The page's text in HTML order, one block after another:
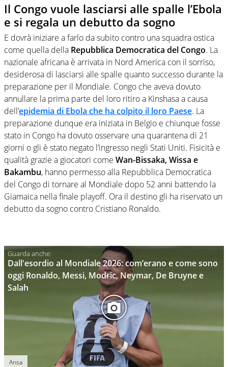
Il Congo vuole lasciarsi alle spalle l’Ebola
e si regala un debutto da sogno
E dovrà iniziare a farlo da subito contro una squadra ostica
come quella della Repubblica Democratica del Congo. La
nazionale africana è arrivata in Nord America con il sorriso,
desiderosa di lasciarsi alle spalle quanto successo durante la
preparazione per il Mondiale. Congo che aveva dovuto
annullare la prima parte del loro ritiro a Kinshasa a causa
dell’epidemia di Ebola che ha colpito il loro Paese. La
preparazione dunque era iniziata in Belgio e chiunque fosse
stato in Congo ha dovuto osservare una quarantena di 21
giorni o gli è stato negato l’ingresso negli Stati Uniti. Fisicità e
qualità grazie a giocatori come Wan-Bissaka, Wissa e
Bakambu, hanno permesso alla Repubblica Democratica
del Congo di tornare al Mondiale dopo 52 anni battendo la
Giamaica nella finale playoff. Ora il destino gli ha riservato un
debutto da sogno contro Cristiano Ronaldo.
Dall'esordio al Mondiale 2026: com’erano e come sono
oggi Ronaldo, Messi, Modric, Neymar, De Bruyne e
Salah
Ansa